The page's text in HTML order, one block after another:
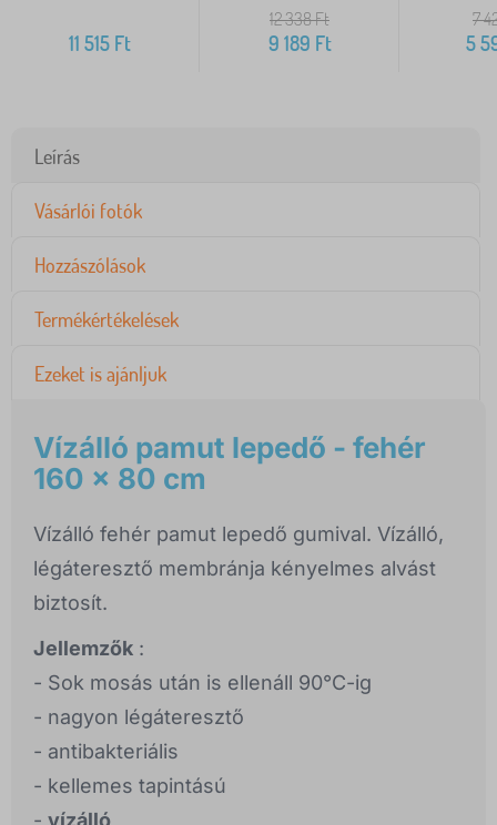
11 515 Ft
12 338Ft
9 189 Ft
7
5
Leírás
Vásárlói fotók
Hozzászólások
Termékértékelések
Ezeket is ajánljuk
Vízálló pamut lepedő - fehér
160 x 80 cm
Vízálló fehér pamut lepedő gumival. Vízálló,
légáteresztő membránja kényelmes alvást
biztosít.
Jellemzők :
- Sok mosás után is ellenáll 90°C-ig
- nagyon légáteresztő
- antibakteriális
- kellemes tapintású
- vízálló